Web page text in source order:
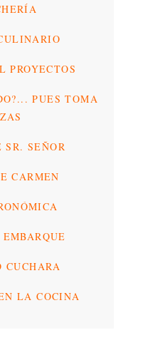
PUES TOMA
SR. SEÑOR
CARMEN
CUCHARA
LA COCINA